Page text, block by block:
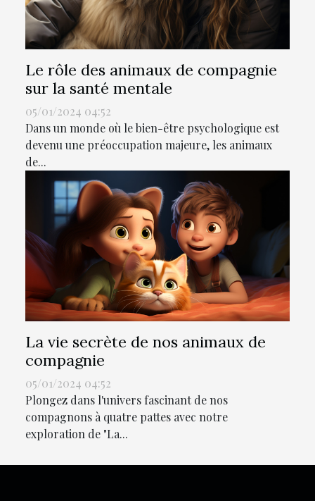
Le rôle des animaux de compagnie
sur la santé mentale
05/01/2024 04:52
Dans un monde où le bien-être psychologique est
devenu une préoccupation majeure, les animaux
de...
La vie secrète de nos animaux de
compagnie
05/01/2024 04:52
Plongez dans l'univers fascinant de nos
compagnons à quatre pattes avec notre
exploration de "La...